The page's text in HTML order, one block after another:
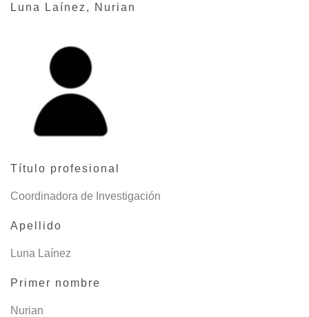
Luna Laínez , Nurian
Título profesional
Coordinadora de Investigación
Apellido
Luna Laínez
Primer nombre
Nurian